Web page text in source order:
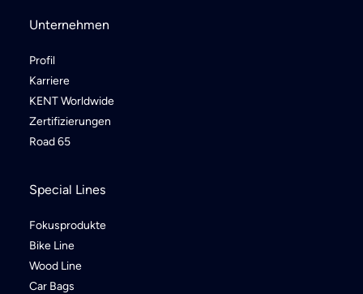
Unternehmen
Profil
Karriere
KENT Worldwide
Zertifizierungen
Road 65
Special Lines
Fokusprodukte
Bike Line
Wood Line
Car Bags